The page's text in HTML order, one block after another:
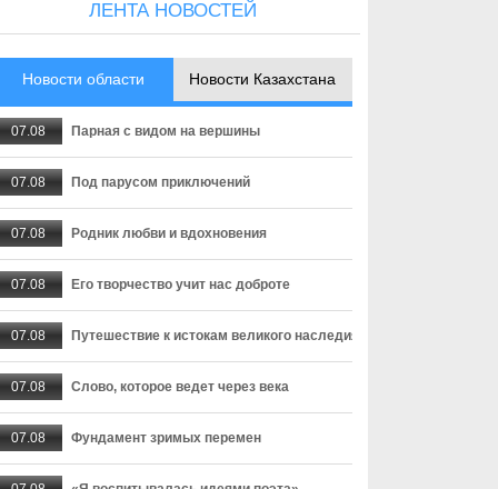
ЛЕНТА НОВОСТЕЙ
Новости области Новости Казахстана
07.08 Парная с видом на вершины
07.08 Под парусом приключений
07.08 Родник любви и вдохновения
07.08 Его творчество учит нас доброте
07.08 Путешествие к истокам великого наследия
07.08 Слово, которое ведет через века
07.08 Фундамент зримых перемен